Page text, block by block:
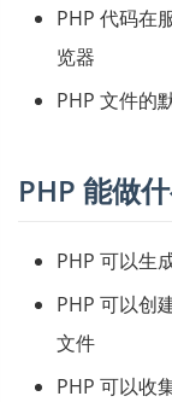
PHP 代码在
览器
PHP 文件的
PHP 能做
PHP 可以生
PHP 可以创
文件
PHP 可以收